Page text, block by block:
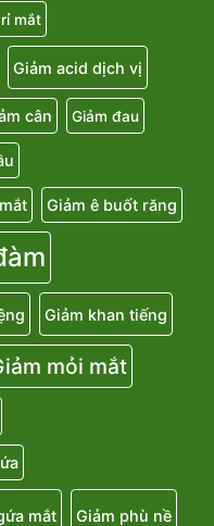
mắt
Giảm acid dịch vị
cân Giảm đau
Giảm ê buốt răng
Giảm khan tiếng
mỏi mắt
mắt Giảm phù nề